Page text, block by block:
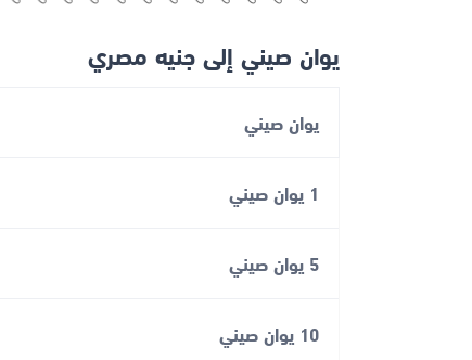
يوان صيني إلى جنيه مصري
يوان صيني
1 يوان صيني
5 يوان صيني
10 يوان صيني